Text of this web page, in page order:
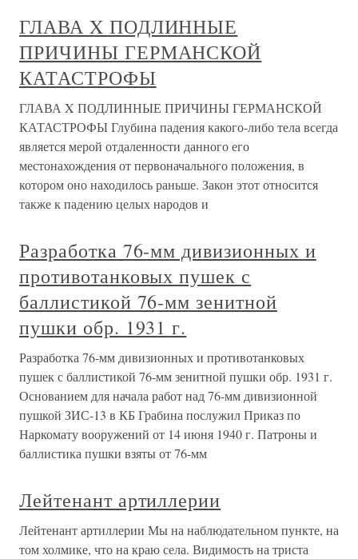
ГЛАВА X ПОДЛИННЫЕ
ПРИЧИНЫ ГЕРМАНСКОЙ
КАТАСТРОФЫ
ГЛАВА X ПОДЛИННЫЕ ПРИЧИНЫ ГЕРМАНСКОЙ
КАТАСТРОФЫ Глубина падения какого-либо тела всегда
является мерой отдаленности данного его
местонахождения от первоначального положения, в
котором оно находилось раньше. Закон этот относится
также к падению целых народов и
Разработка 76-мм дивизионных и
противотанковых пушек с
баллистикой 76-мм зенитной
пушки обр. 1931 г.
Разработка 76-мм дивизионных и противотанковых
пушек с баллистикой 76-мм зенитной пушки обр. 1931 г.
Основанием для начала работ над 76-мм дивизионной
пушкой ЗИС-13 в КБ Грабина послужил Приказ по
Наркомату вооружений от 14 июня 1940 г. Патроны и
баллистика пушки взяты от 76-мм
Лейтенант артиллерии
Лейтенант артиллерии Мы на наблюдательном пункте, на
том холмике, что на краю села. Видимость на триста